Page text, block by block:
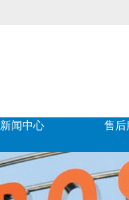
新闻中心 售后